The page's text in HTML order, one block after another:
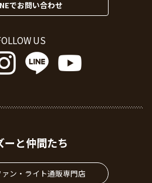
でお問い合わせ
US
ーと仲間たち
ン・ライト通販専門店